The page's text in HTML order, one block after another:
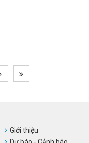
Giới thiệu